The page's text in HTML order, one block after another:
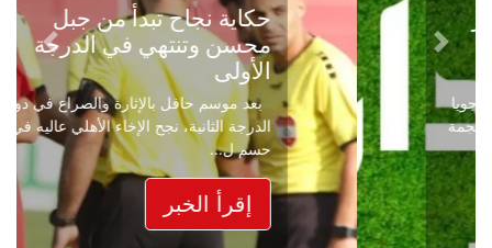
حكاية نجاح تبدأ من جبل
محسن وتنتهي في الدرجة
الأولى
بعد موسم حافل بالإثارة والصراع في دوري
الدرجة الثانية، نجح الإخاء الأهلي عاليه في
حسم ل...
إقرأ الخبر
Previous
Next